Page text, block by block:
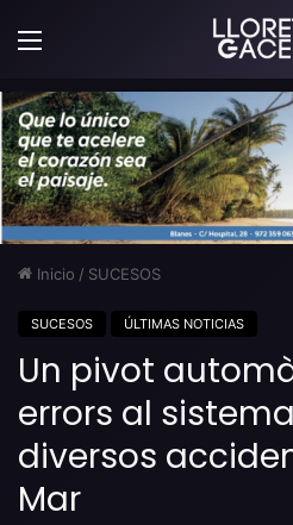
Menú
Inicio / SUCESOS
SUCESOS ÚLTIMAS NOTICIAS
Un pivot
errors al
diversos
Mar